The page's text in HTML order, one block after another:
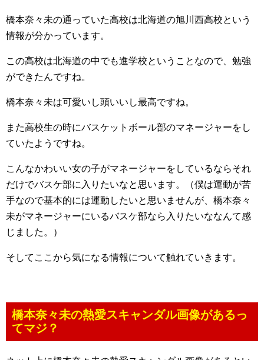
橋本奈々未の通っていた高校は北海道の旭川西高校という
情報が分かっています。
この高校は北海道の中でも進学校ということなので、勉強
ができたんですね。
橋本奈々未は可愛いし頭いいし最高ですね。
また高校生の時にバスケットボール部のマネージャーをし
ていたようですね。
こんなかわいい女の子がマネージャーをしているならそれ
だけでバスケ部に入りたいなと思います。（僕は運動が苦
手なので基本的には運動したいと思いませんが、橋本奈々
未がマネージャーにいるバスケ部なら入りたいななんて感
じました。）
そしてここから気になる情報について触れていきます。
橋本奈々未の熱愛スキャンダル画像があるっ
てマジ？